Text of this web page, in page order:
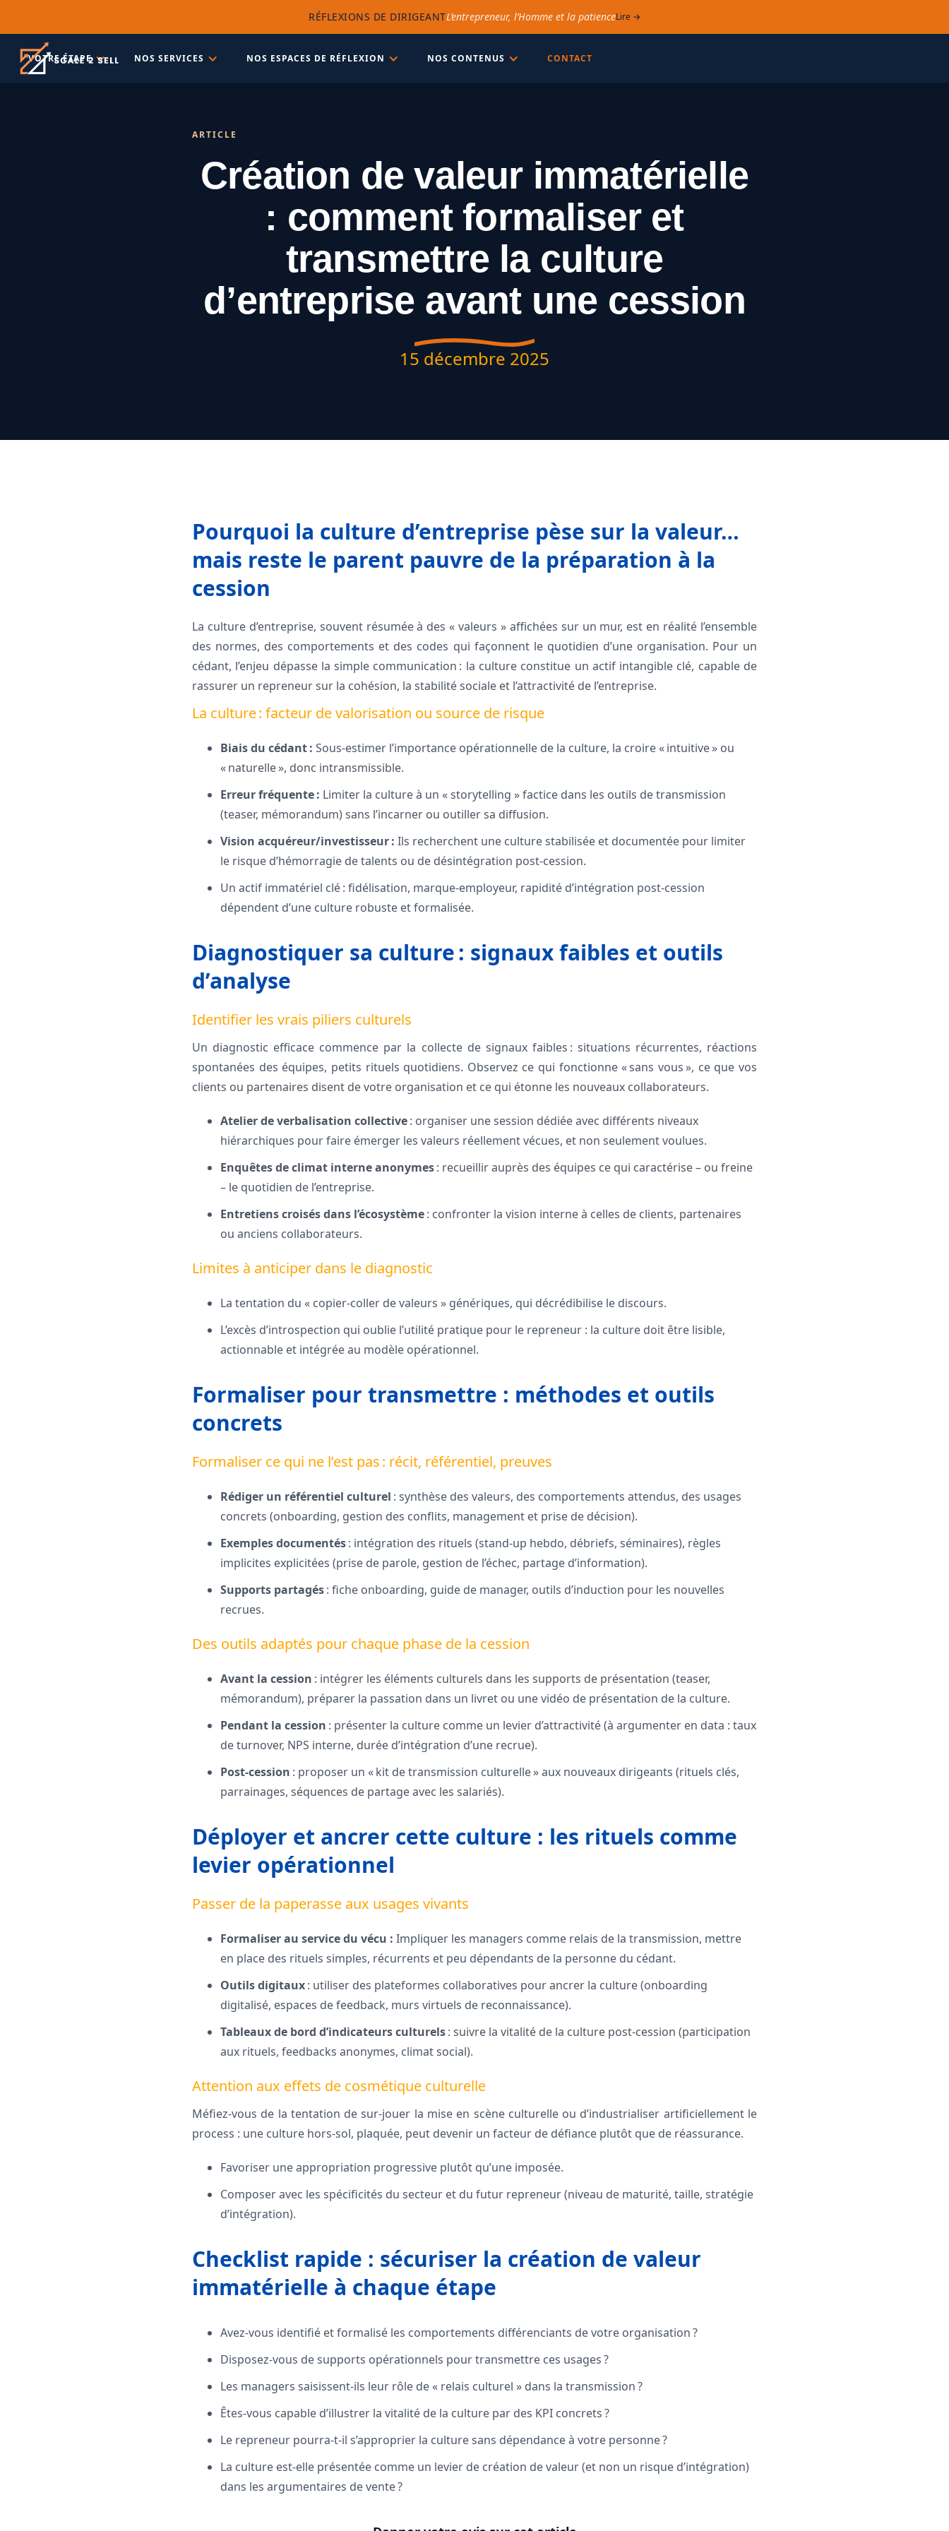
RÉFLEXIONS DE DIRIGEANTL’entrepreneur, l’Homme et la patienceLire →
VOTRE ÉTAPE NOS SERVICES NOS ESPACES DE RÉFLEXION NOS CONTENUS CONTACT
ARTICLE
Création de valeur immatérielle
: comment formaliser et
transmettre la culture
d’entreprise avant une cession
15 décembre 2025
Pourquoi la culture d’entreprise pèse sur la valeur…
mais reste le parent pauvre de la préparation à la
cession
La culture d’entreprise, souvent résumée à des « valeurs » affichées sur un mur, est en réalité l’ensemble
des normes, des comportements et des codes qui façonnent le quotidien d’une organisation. Pour un
cédant, l’enjeu dépasse la simple communication : la culture constitue un actif intangible clé, capable de
rassurer un repreneur sur la cohésion, la stabilité sociale et l’attractivité de l’entreprise.
La culture : facteur de valorisation ou source de risque
Biais du cédant : Sous-estimer l’importance opérationnelle de la culture, la croire « intuitive » ou
« naturelle », donc intransmissible.
Erreur fréquente : Limiter la culture à un « storytelling » factice dans les outils de transmission
(teaser, mémorandum) sans l’incarner ou outiller sa diffusion.
Vision acquéreur/investisseur : Ils recherchent une culture stabilisée et documentée pour limiter
le risque d’hémorragie de talents ou de désintégration post-cession.
Un actif immatériel clé : fidélisation, marque-employeur, rapidité d’intégration post-cession
dépendent d’une culture robuste et formalisée.
Diagnostiquer sa culture : signaux faibles et outils
d’analyse
Identifier les vrais piliers culturels
Un diagnostic efficace commence par la collecte de signaux faibles : situations récurrentes, réactions
spontanées des équipes, petits rituels quotidiens. Observez ce qui fonctionne « sans vous », ce que vos
clients ou partenaires disent de votre organisation et ce qui étonne les nouveaux collaborateurs.
Atelier de verbalisation collective: organiser une session dédiée avec différents niveaux
hiérarchiques pour faire émerger les valeurs réellement vécues, et non seulement voulues.
Enquêtes de climat interne anonymes: recueillir auprès des équipes ce qui caractérise – ou freine
– le quotidien de l’entreprise.
Entretiens croisés dans l’écosystème: confronter la vision interne à celles de clients, partenaires
ou anciens collaborateurs.
Limites à anticiper dans le diagnostic
La tentation du « copier-coller de valeurs » génériques, qui décrédibilise le discours.
L’excès d’introspection qui oublie l’utilité pratique pour le repreneur : la culture doit être lisible,
actionnable et intégrée au modèle opérationnel.
Formaliser pour transmettre : méthodes et outils
concrets
Formaliser ce qui ne l’est pas : récit, référentiel, preuves
Rédiger un référentiel culturel : synthèse des valeurs, des comportements attendus, des usages
concrets (onboarding, gestion des conflits, management et prise de décision).
Exemples documentés: intégration des rituels (stand-up hebdo, débriefs, séminaires), règles
implicites explicitées (prise de parole, gestion de l’échec, partage d’information).
Supports partagés: fiche onboarding, guide de manager, outils d’induction pour les nouvelles
recrues.
Des outils adaptés pour chaque phase de la cession
Avant la cession : intégrer les éléments culturels dans les supports de présentation (teaser,
mémorandum), préparer la passation dans un livret ou une vidéo de présentation de la culture.
Pendant la cession : présenter la culture comme un levier d’attractivité (à argumenter en data : taux
de turnover, NPS interne, durée d’intégration d’une recrue).
Post-cession : proposer un « kit de transmission culturelle » aux nouveaux dirigeants (rituels clés,
parrainages, séquences de partage avec les salariés).
Déployer et ancrer cette culture : les rituels comme
levier opérationnel
Passer de la paperasse aux usages vivants
Formaliser au service du vécu : Impliquer les managers comme relais de la transmission, mettre
en place des rituels simples, récurrents et peu dépendants de la personne du cédant.
Outils digitaux: utiliser des plateformes collaboratives pour ancrer la culture (onboarding
digitalisé, espaces de feedback, murs virtuels de reconnaissance).
Tableaux de bord d’indicateurs culturels: suivre la vitalité de la culture post-cession (participation
aux rituels, feedbacks anonymes, climat social).
Attention aux effets de cosmétique culturelle
Méfiez-vous de la tentation de sur-jouer la mise en scène culturelle ou d’industrialiser artificiellement le
process : une culture hors-sol, plaquée, peut devenir un facteur de défiance plutôt que de réassurance.
Favoriser une appropriation progressive plutôt qu’une imposée.
Composer avec les spécificités du secteur et du futur repreneur (niveau de maturité, taille, stratégie
d’intégration).
Checklist rapide : sécuriser la création de valeur
immatérielle à chaque étape
Avez-vous identifié et formalisé les comportements différenciants de votre organisation ?
Disposez-vous de supports opérationnels pour transmettre ces usages ?
Les managers saisissent-ils leur rôle de « relais culturel » dans la transmission ?
Êtes-vous capable d’illustrer la vitalité de la culture par des KPI concrets ?
Le repreneur pourra-t-il s’approprier la culture sans dépendance à votre personne ?
La culture est-elle présentée comme un levier de création de valeur (et non un risque d’intégration)
dans les argumentaires de vente ?